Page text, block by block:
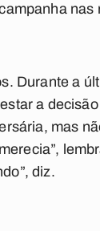
nas
Durante a
a
mas
diz.